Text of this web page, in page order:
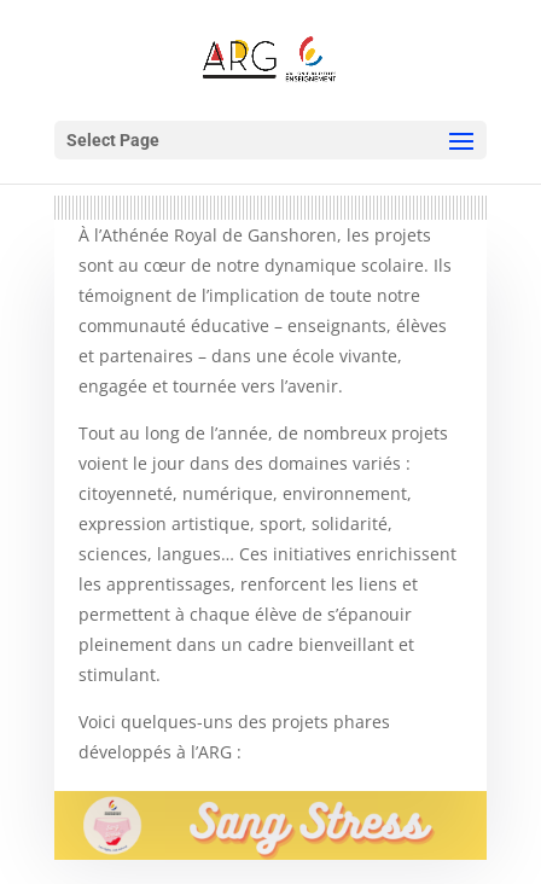
Select Page
À l’Athénée Royal de Ganshoren, les projets
sont au cœur de notre dynamique scolaire. Ils
témoignent de l’implication de toute notre
communauté éducative – enseignants, élèves
et partenaires – dans une école vivante,
engagée et tournée vers l’avenir.
Tout au long de l’année, de nombreux projets
voient le jour dans des domaines variés :
citoyenneté, numérique, environnement,
expression artistique, sport, solidarité,
sciences, langues… Ces initiatives enrichissent
les apprentissages, renforcent les liens et
permettent à chaque élève de s’épanouir
pleinement dans un cadre bienveillant et
stimulant.
Voici quelques-uns des projets phares
développés à l’ARG :